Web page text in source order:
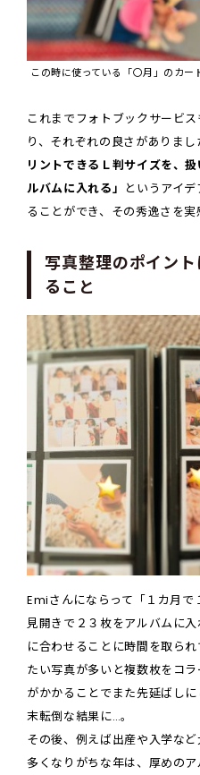
この時に使っている「〇月」のカー
これまでフォトブックサービ
り、それぞれの良さがありま
リントできるＬ判サイズを、
ルバムに入れる」 というアイ
ることができ、その秀逸さを実
写真整理のポイン
ること
Emiさんにならって「１カ月で
見開きで２３枚をアルバムに
に合わせることに時間を取ら
たい写真が多いと複数枚をコ
がかかることでまた先延ばし
末転倒な結果に…。
その後、例えば出産や入学な
多くなりがちな年は、厚めの